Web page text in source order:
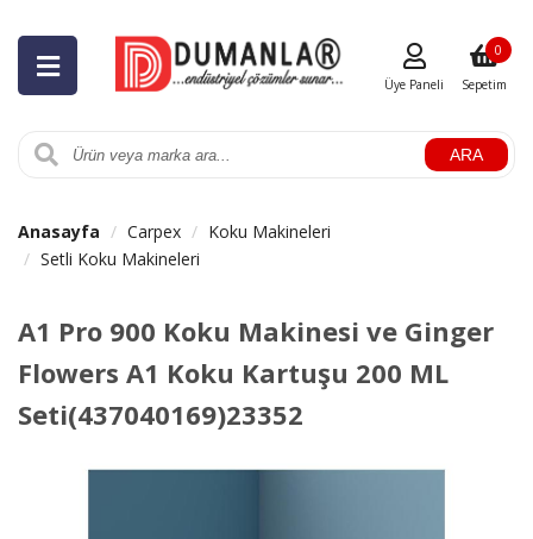
ARA
Üye Paneli Sepetim
0
Anasayfa Carpex
Koku Makineleri
Setli Koku Makineleri
A1 Pro 900 Koku Makinesi ve Ginger
Flowers A1 Koku Kartuşu 200 ML
Seti(437040169)23352